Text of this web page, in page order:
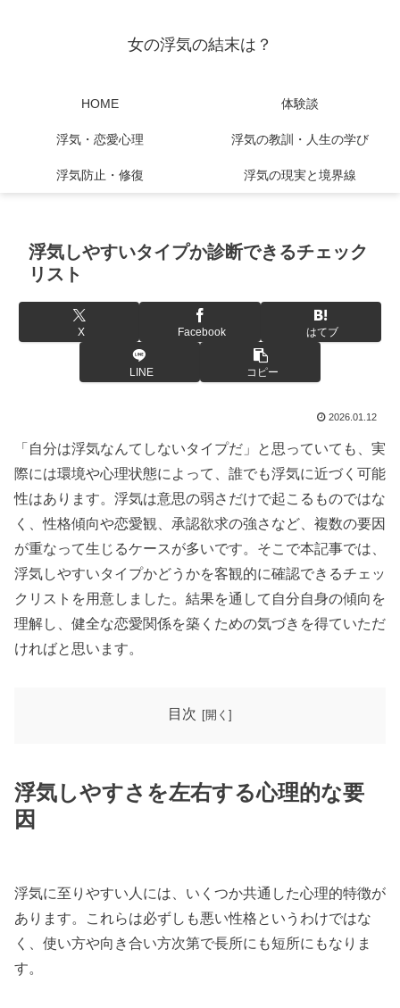
女の浮気の結末は？
HOME 体験談
浮気・恋愛心理 浮気の教訓・人生の学び
浮気防止・修復 浮気の現実と境界線
浮気しやすいタイプか診断できるチェック
リスト
X Facebook はてブ
LINE コピー
2026.01.12
「自分は浮気なんてしないタイプだ」と思っていても、実
際には環境や心理状態によって、誰でも浮気に近づく可能
性はあります。浮気は意思の弱さだけで起こるものではな
く、性格傾向や恋愛観、承認欲求の強さなど、複数の要因
が重なって生じるケースが多いです。そこで本記事では、
浮気しやすいタイプかどうかを客観的に確認できるチェッ
クリストを用意しました。結果を通して自分自身の傾向を
理解し、健全な恋愛関係を築くための気づきを得ていただ
ければと思います。
目次
浮気しやすさを左右する心理的な要
因
浮気に至りやすい人には、いくつか共通した心理的特徴が
あります。これらは必ずしも悪い性格というわけではな
く、使い方や向き合い方次第で長所にも短所にもなりま
す。